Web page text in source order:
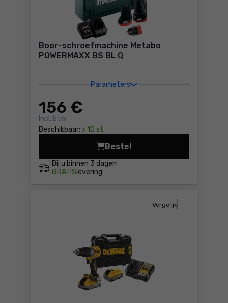
Boor-schroefmachine Metabo
POWERMAXX BS BL Q
Parameters
156 €
Incl. btw
Beschikbaar: > 10 st.
Bij u binnen 3 dagen
GRATIS levering
Bestel
Boor-schroefmachine
Vergelijk